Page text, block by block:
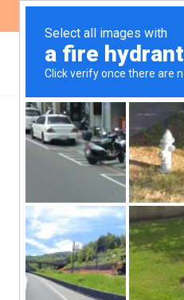
Minería en
Amicus
Corte